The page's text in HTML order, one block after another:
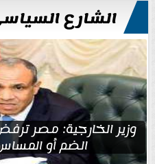
الشارع
وزير الخارجية: مصر
الضم أو